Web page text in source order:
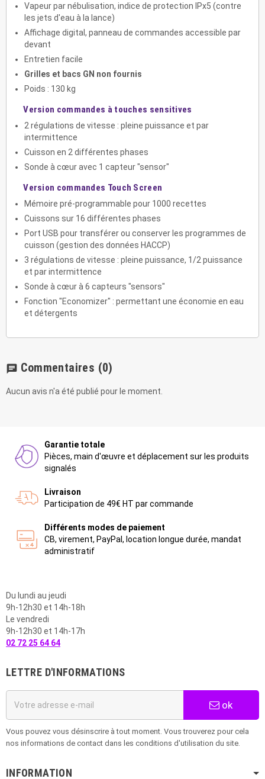
Vapeur par nébulisation, indice de protection IPx5 (contre
les jets d'eau à la lance)
Affichage digital, panneau de commandes accessible par
devant
Entretien facile
Grilles et bacs GN non fournis
Poids : 130 kg
Version commandes à touches sensitives
2 régulations de vitesse : pleine puissance et par
intermittence
Cuisson en 2 différentes phases
Sonde à cœur avec 1 capteur "sensor"
Version commandes Touch Screen
Mémoire pré-programmable pour 1000 recettes
Cuissons sur 16 différentes phases
Port USB pour transférer ou conserver les programmes de
cuisson (gestion des données HACCP)
3 régulations de vitesse : pleine puissance, 1/2 puissance
et par intermittence
Sonde à cœur à 6 capteurs "sensors"
Fonction "Economizer" : permettant une économie en eau
et détergents
chat Commentaires (0)
Aucun avis n'a été publié pour le moment.
Garantie totale
Pièces, main d'œuvre et déplacement sur les produits
signalés
Livraison
Participation de 49€ HT par commande
Différents modes de paiement
CB, virement, PayPal, location longue durée, mandat
administratif
Du lundi au jeudi
9h-12h30 et 14h-18h
Le vendredi
9h-12h30 et 14h-17h
02 72 25 64 64
LETTRE D'INFORMATIONS
ok
Vous pouvez vous désinscrire à tout moment. Vous trouverez pour cela
nos informations de contact dans les conditions d'utilisation du site.
INFORMATION